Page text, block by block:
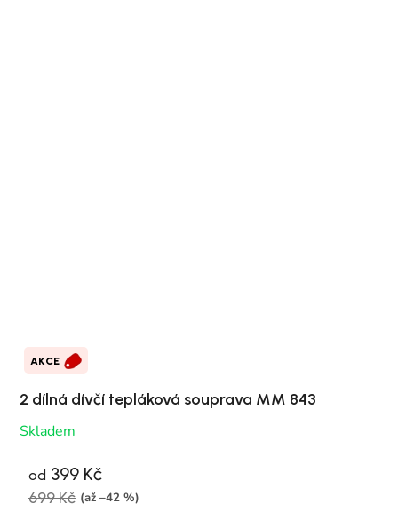
AKCE
2 dílná dívčí tepláková souprava MM 843
Skladem
od 399 Kč
699 Kč (až –42 %)